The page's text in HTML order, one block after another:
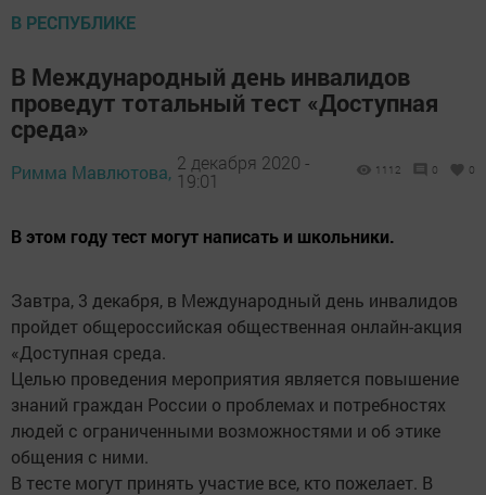
В РЕСПУБЛИКЕ
В Международный день инвалидов
проведут тотальный тест «Доступная
среда»
Римма Мавлютова, 2 декабря 2020 -
19:01
1112 0 0
В этом году тест могут написать и школьники.
Завтра, 3 декабря, в Международный день инвалидов
пройдет общероссийская общественная онлайн-акция
«Доступная среда.
Целью проведения мероприятия является повышение
знаний граждан России о проблемах и потребностях
людей с ограниченными возможностями и об этике
общения с ними.
В тесте могут принять участие все, кто пожелает. В